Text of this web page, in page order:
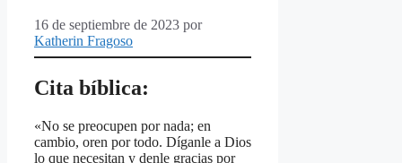
16 de septiembre de 2023 por
Katherin Fragoso
Cita bíblica:
«No se preocupen por nada; en
cambio, oren por todo. Díganle a Dios
lo que necesitan y denle gracias por